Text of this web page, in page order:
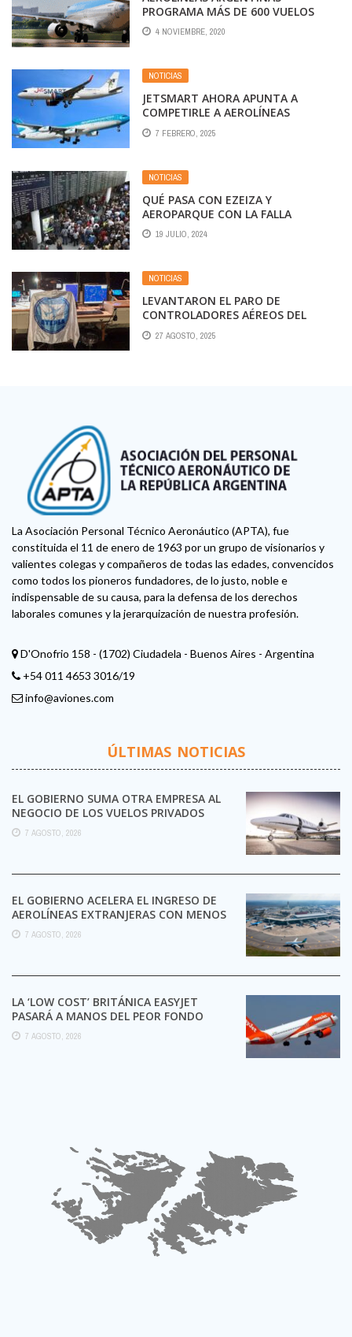
PROGRAMA MÁS DE 600 VUELOS
PARA NOVIEMBRE
4 NOVIEMBRE, 2020
NOTICIAS
JETSMART AHORA APUNTA A
COMPETIRLE A AEROLÍNEAS
7 FEBRERO, 2025
NOTICIAS
QUÉ PASA CON EZEIZA Y
AEROPARQUE CON LA FALLA
INFORMÁTICA EN VARIAS
COMPAÑÍAS AÉREAS A NIVEL
19 JULIO, 2024
NOTICIAS
LEVANTARON EL PARO DE
CONTROLADORES AÉREOS DEL
JUEVES Y LA MEDIDA DE FUERZA
CONTINUARÁ EL SÁBADO
27 AGOSTO, 2025
La Asociación Personal Técnico Aeronáutico (APTA), fue
constituida el 11 de enero de 1963 por un grupo de visionarios y
valientes colegas y compañeros de todas las edades, convencidos
como todos los pioneros fundadores, de lo justo, noble e
indispensable de su causa, para la defensa de los derechos
laborales comunes y la jerarquización de nuestra profesión.
D'Onofrio 158 - (1702) Ciudadela - Buenos Aires - Argentina
+54 011 4653 3016/19
info@aviones.com
ÚLTIMAS NOTICIAS
EL GOBIERNO SUMA OTRA EMPRESA AL
NEGOCIO DE LOS VUELOS PRIVADOS
7 AGOSTO, 2026
EL GOBIERNO ACELERA EL INGRESO DE
AEROLÍNEAS EXTRANJERAS CON MENOS
TRÁMITES
7 AGOSTO, 2026
LA ‘LOW COST’ BRITÁNICA EASYJET
PASARÁ A MANOS DEL PEOR FONDO
POSIBLE:
7 AGOSTO, 2026